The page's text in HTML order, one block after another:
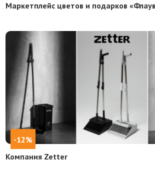
Маркетплейс цветов и подарков
-12%
Компания Zetter